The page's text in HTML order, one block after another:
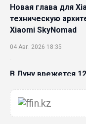
Новая глава для
техническую
Xiaomi SkyNomad
04 Авг. 2026 18:35
В Луну врежется
03 Авг. 2026 15:49